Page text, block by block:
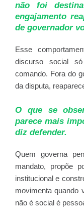
não foi
engajamento
de governador
Esse
discurso social
comando. Fora do
da disputa,
O que se
parece mais
diz defender.
Quem governa
mandato, propõe
institucional e
movimenta quando
não é social é